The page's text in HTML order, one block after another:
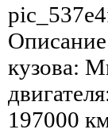
Описание
кузова:
197000